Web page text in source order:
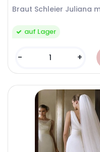
Braut Schleier Juliana
auf Lager
- +